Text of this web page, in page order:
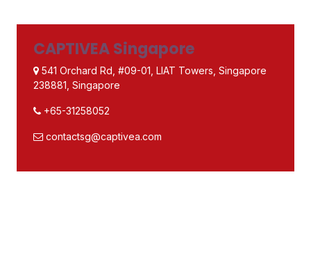
CAPTIVEA Singapore
541 Orchard Rd, #09-01, LIAT Towers, Singapore
238881, Singapore
+65-31258052
contactsg@captivea.com